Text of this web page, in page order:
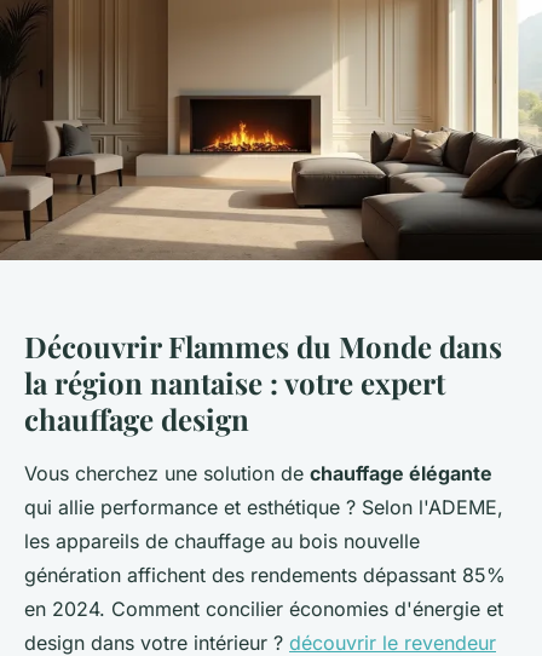
Découvrir Flammes du Monde dans
la région nantaise : votre expert
chauffage design
Vous cherchez une solution de chauffage élégante
qui allie performance et esthétique ? Selon l'ADEME,
les appareils de chauffage au bois nouvelle
génération affichent des rendements dépassant 85%
en 2024. Comment concilier économies d'énergie et
design dans votre intérieur ? découvrir le revendeur